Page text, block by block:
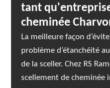
tant
cheminée
La meilleure façon
problème d’étanchéité
de la sceller. Chez RS
scellement de cheminée